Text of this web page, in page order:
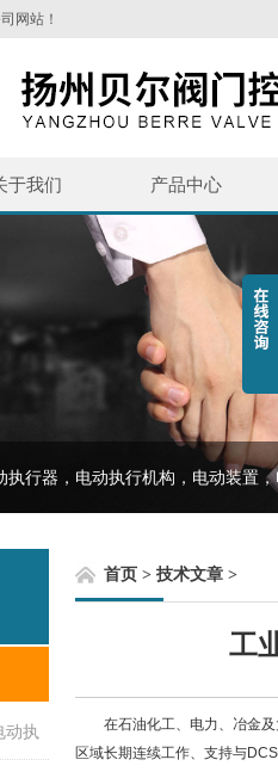
网站！
于我们 产品中心
执行器，电动执行机构，电动装置
动执
首页> 技术文章>
工
在石油化工、电力、冶金及
区域长期连续工作、支持与